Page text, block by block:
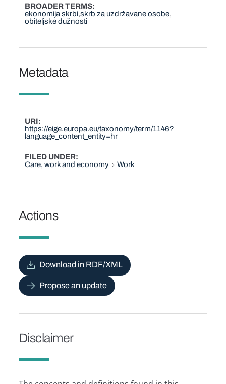
BROADER TERMS
ekonomija skrbi skrb za uzdržavane osobe
obiteljske dužnosti
Metadata
URI
https://eige.europa.eu/taxonomy/term/1146?
language_content_entity=hr
FILED UNDER
Care, work and economy
Work
Actions
Download in RDF/XML
Propose an update
Disclaimer